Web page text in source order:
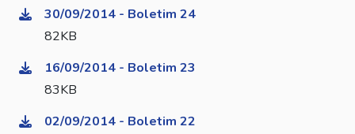
30/09/2014 - Boletim 24
82KB
16/09/2014 - Boletim 23
83KB
02/09/2014 - Boletim 22